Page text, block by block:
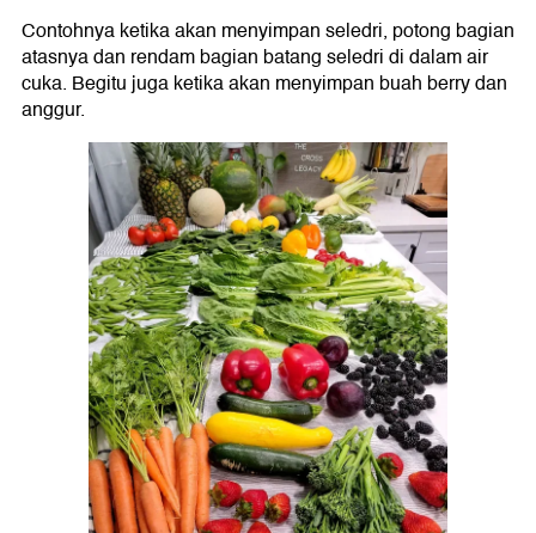
Contohnya ketika akan menyimpan seledri, potong bagian
atasnya dan rendam bagian batang seledri di dalam air
cuka. Begitu juga ketika akan menyimpan buah berry dan
anggur.